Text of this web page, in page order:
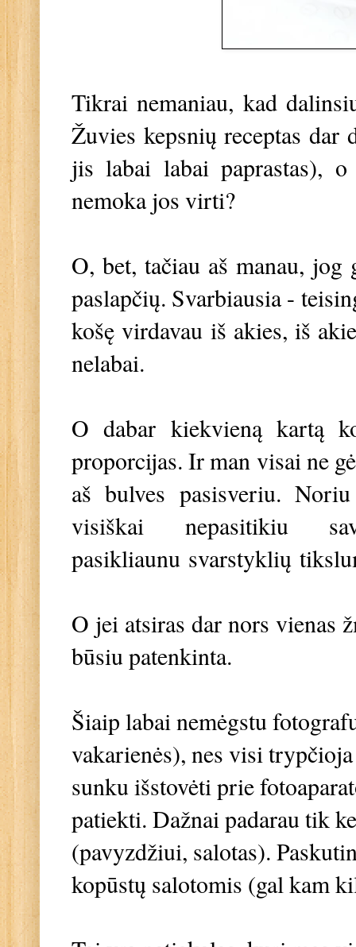
Tikrai nemaniau, kad
Žuvies kepsnių receptas
jis labai labai paprastas),
nemoka jos virti?
O, bet, tačiau aš manau,
paslapčių. Svarbiausia -
košę virdavau iš akies, iš
nelabai.
O dabar kiekvieną kartą
proporcijas. Ir man visai ne
aš bulves pasisveriu.
visiškai nepasitikiu
pasikliaunu svarstyklių
O jei atsiras dar nors vienas
būsiu patenkinta.
Šiaip labai nemėgstu
vakarienės), nes visi
sunku išstovėti prie
patiekti. Dažnai padarau tik
(pavyzdžiui, salotas).
kopūstų salotomis (gal kam